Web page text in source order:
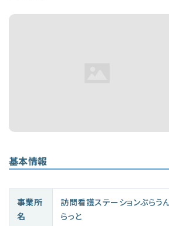
基本情報
事業所
名
訪問看護ステーションぶらう
らっと